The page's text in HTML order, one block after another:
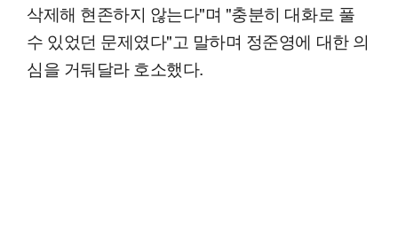
삭제해 현존하지 않는다"며 "충분히 대화로 풀
수 있었던 문제였다"고 말하며 정준영에 대한 의
심을 거둬달라 호소했다.